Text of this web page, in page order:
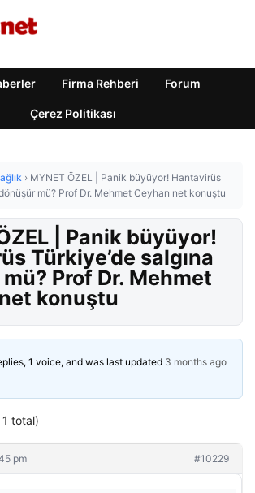
Firma Rehberi Forum
Çerez Politikası
› MYNET ÖZEL | Panik büyüyor! Hantavirüs
mü? Prof Dr. Mehmet Ceyhan net konuştu
| Panik büyüyor!
Türkiye’de salgına
Prof Dr. Mehmet
konuştu
1 voice, and was last updated 3 months ago
total)
pm #10229